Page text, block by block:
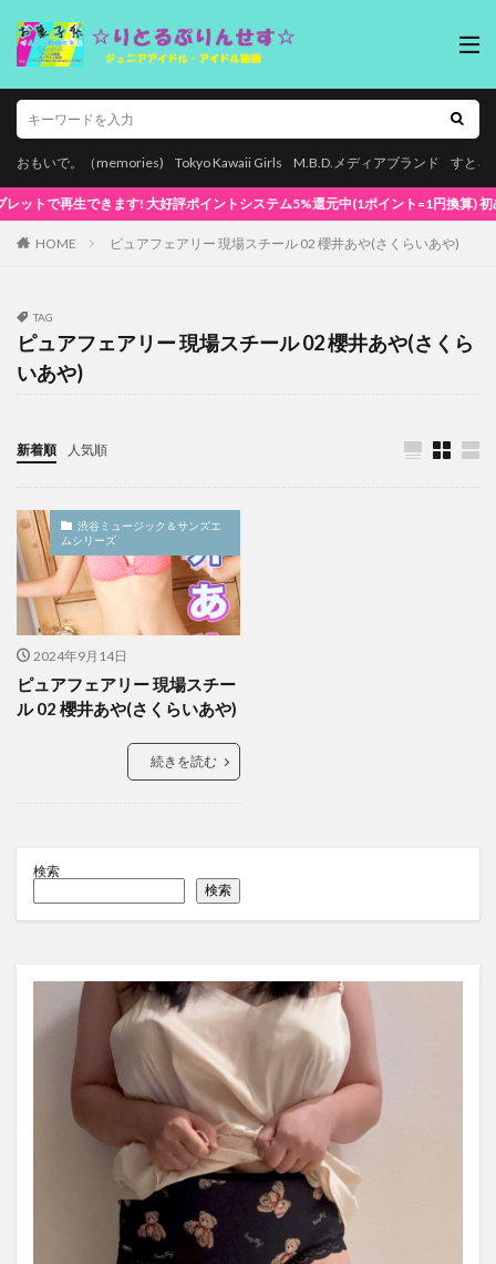
おもいで。（memories) Tokyo Kawaii Girls M.B.D.メディアブランド すとろ
す! 大好評ポイントシステム5%還元中(1ポイント=1円換算) 初めてでも安心な
HOME ピュアフェアリー 現場スチール 02 櫻井あや(さくらいあや)
TAG
ピュアフェアリー 現場スチール 02 櫻井あや(さくら
いあや)
新着順 人気順
渋谷ミュージック＆サンズエ
ムシリーズ
2024年9月14日
ピュアフェアリー 現場スチー
ル 02 櫻井あや(さくらいあや)
続きを読む
検索
検索